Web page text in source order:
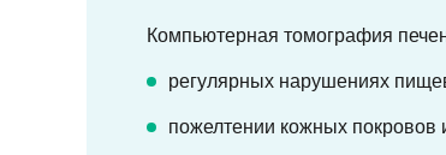
Компьютерная томография
регулярных нарушениях
пожелтении кожных покровов